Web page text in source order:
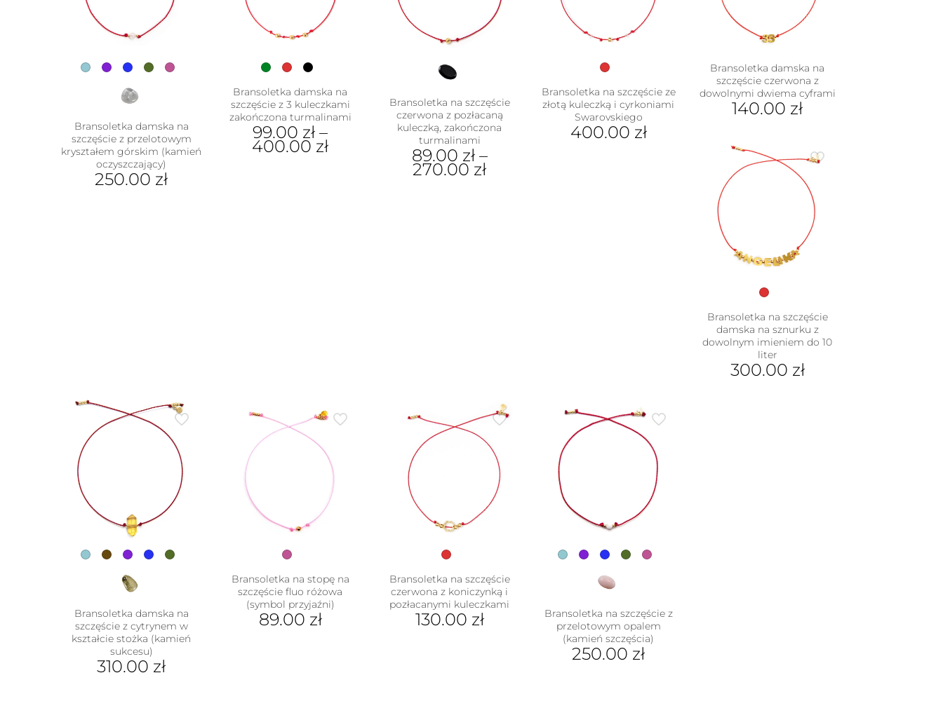
Bransoletka damska na
szczęście z przelotowym
kryształem górskim (kamień
oczyszczający)
250.00 zł
Bransoletka damska na
szczęście z 3 kuleczkami
zakończona turmalinami
99.00 zł –
400.00 zł
Bransoletka na szczęście
czerwona z pozłacaną
kuleczką, zakończona
turmalinami
89.00 zł–
270.00 zł
Bransoletka na szczęście ze
złotą kuleczką i cyrkoniami
Swarovskiego
400.00 zł
Bransoletka damska na
szczęście czerwona z
dowolnymi dwiema cyframi
140.00 zł
Bransoletka na szczęście
damska na sznurku z
dowolnym imieniem do 10
liter
300.00 zł
Bransoletka damska na
szczęście z cytrynem w
kształcie stożka (kamień
sukcesu)
310.00 zł
Bransoletka na stopę na
szczęście fluo różowa
(symbol przyjaźni)
89.00 zł
Bransoletka na szczęście
czerwona z koniczynką i
pozłacanymi kuleczkami
130.00 zł
Bransoletka na szczęście z
przelotowym opalem
(kamień szczęścia)
250.00 zł